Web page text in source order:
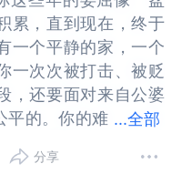
妈妈一样给予无条件
色定位‌。这种“边界
护：‌降低期待，减少
真正的强大不是期待
待‌。婆婆的角色本就
可能成为你的依靠，
当你不再把婆婆
妈妈一样给予无条件
色定位‌。这种“边界
护：‌降低期待，减少
真正的强大不是期待
待‌。婆婆的角色本就
可能成为你的依靠，
当你不再把婆婆
的性格，你对婆家人
期待，缺少社会支持
、认可都没有出口，
业人士的帮助。第
。你在问题描述中，
人，为她做很多事
她只是贬低任何成为
对婆家人的期待，你
社会支持等有关，导
有出口，只好转向了
助。第二，不要对公
述中，说到了你以前
多事情。但她还是贬
成为她儿媳的人，跟
则，比如：彼此倾听
和评判，多表达爱和
来调整你和公婆的边
或场合容易触发情
些互动形式让你比较
相处。如果现阶段需
难拉开距离，或许可
：彼此倾听对方的感
多表达爱和关怀。还
和公婆的边界，比如
易触发情绪，可有意
让你比较自在，可以
现阶段需要婆婆帮忙
，或许可以跟老公商
子，有一个很简单明
需要客观的去观察这
是和对其他女性态度
，是由于我们是婆媳
子，不喜欢女孩子如
分婆婆跟亲妈是有一
们就要知道婆婆并不
我们，而是因为我们
一个很简单明了的理
观的去观察这个婆婆
其他女性态度是一样
于我们是婆媳关系，
喜欢女孩子如果说是
跟亲妈是有一定的区
知道婆婆并不是因为
是因为我们是女性
...全部
累，直到现在，终于
一个平静的家，一个
一次次被打击、被贬
，还要面对来自公婆
的。你的难
⸻从心理的角度来
累，直到现在，终于
一个平静的家，一个
一次次被打击、被贬
，还要面对来自公婆
的。你的难过，你
⸻从心理的角度来
分享